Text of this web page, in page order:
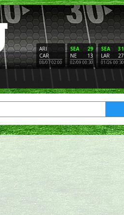
ARI
CAR
08/07 02:00
29
SEA
13
NE
02/09 00:30
31
SEA
27
LAR
01/26 00:30